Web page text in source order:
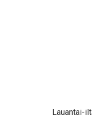
Lauantai-